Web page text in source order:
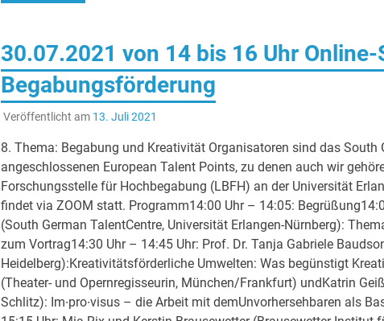
30.07.2021 von 14 bis 16 Uhr
Begabungsförderung
Veröffentlicht am 13. Juli 2021
8. Thema: Begabung und Kreativität Organisatoren sind das South
angeschlossenen European Talent Points, zu denen auch wir
Forschungsstelle für Hochbegabung (LBFH) an der Universität
findet via ZOOM statt. Programm14:00 Uhr – 14:05:
(South German TalentCentre, Universität Erlangen-Nürnberg):
zum Vortrag14:30 Uhr – 14:45 Uhr: Prof. Dr. Tanja Gabriele
Heidelberg):Kreativitätsförderliche Umwelten: Was begünstigt
(Theater- und Opernregisseurin, München/Frankfurt) undKatrin
Schlitz): Im∙pro∙visus – die Arbeit mit demUnvorhersehbaren als